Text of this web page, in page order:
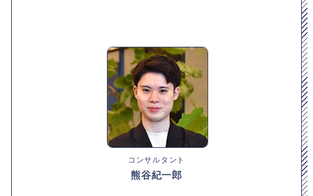
コンサルタント
熊谷紀一郎